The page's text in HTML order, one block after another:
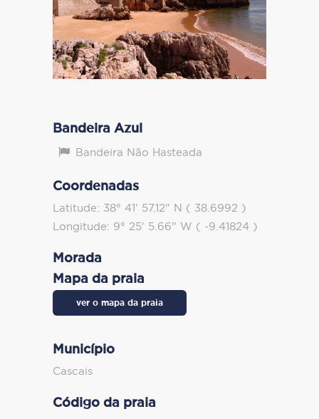
Bandeira Azul
Bandeira Não Hasteada
Coordenadas
Latitude: 38° 41' 57.12" N ( 38.6992 )
Longitude: 9° 25' 5.66" W ( -9.41824 )
Morada
Mapa da praia
ver o mapa da praia
Município
Cascais
Código da praia